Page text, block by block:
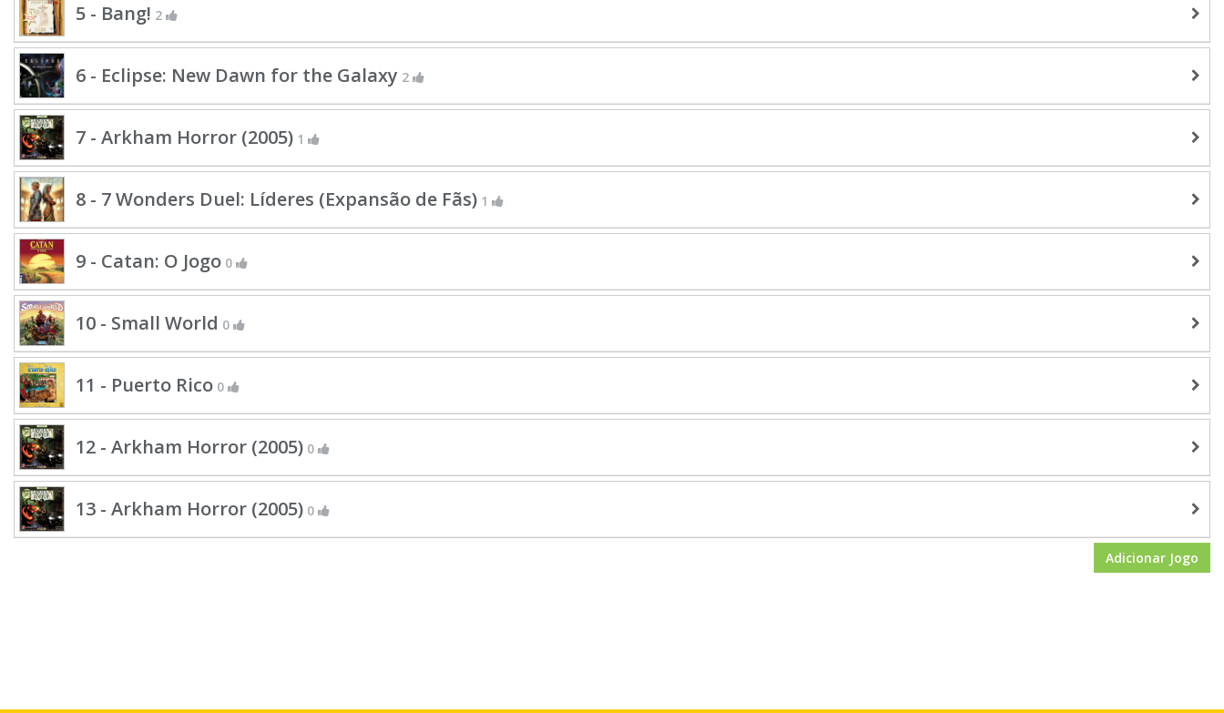
5 - Bang! 2
6 - Eclipse: New Dawn for the Galaxy 2
7 - Arkham Horror (2005) 1
8 - 7 Wonders Duel: Líderes (Expansão de Fãs) 1
9 - Catan: O Jogo 0
10 - Small World 0
11 - Puerto Rico 0
12 - Arkham Horror (2005) 0
13 - Arkham Horror (2005) 0
Adicionar Jogo